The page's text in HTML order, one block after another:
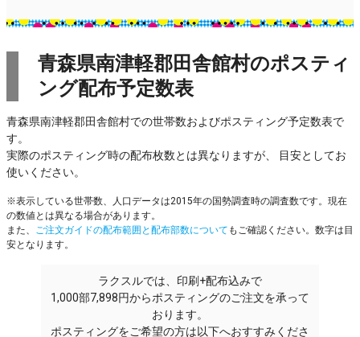
青森県南津軽郡田舎館村のポスティ
ング配布予定数表
青森県南津軽郡田舎館村での世帯数およびポスティング予定数表で
す。
実際のポスティング時の配布枚数とは異なりますが、 目安としてお
使いください。
※表示している世帯数、人口データは2015年の国勢調査時の調査数です。現在
の数値とは異なる場合があります。
また、 ご注文ガイドの配布範囲と配布部数について もご確認ください。数字は目
安となります。
ラクスルでは、印刷+配布込みで
1,000部7,898円からポスティングのご注文を承って
おります。
ポスティングをご希望の方は以下へおすすみくださ